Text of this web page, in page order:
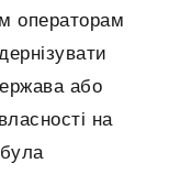
операторам
або
на